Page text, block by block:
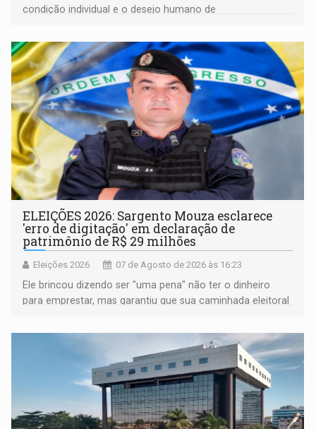
condição individual e o desejo humano de
ELEIÇÕES 2026: Sargento Mouza esclarece
'erro de digitação' em declaração de
patrimônio de R$ 29 milhões
Eleições 2026 07 de Agosto de 2026 às 16:23
Ele brincou dizendo ser "uma pena" não ter o dinheiro
para emprestar, mas garantiu que sua caminhada eleitoral